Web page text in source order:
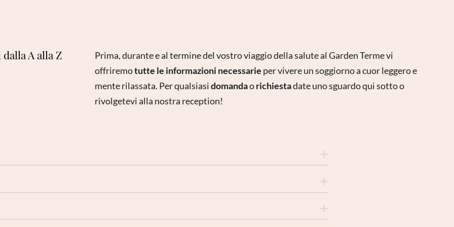
A alla Z
Prima, durante e al termine del vostro viaggio della salute al Garden Terme vi
offriremotutte le informazioni necessarie per vivere un soggiorno a cuor leggero e
mente rilassata. Per qualsiasidomandaorichiestadate uno sguardo qui sotto o
rivolgetevi alla nostra reception!
sono i benvenuti nel nostro hotel!
giardino è stata adibita un’area riservataai vostri amici a quattro zampe.